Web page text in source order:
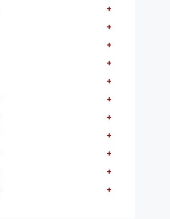
+
+
+
+
+
+
+
+
+
+
+